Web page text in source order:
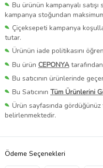
Bu ürünün kampanyalı satışı
kampanya stoğundan
Çiçeksepeti kampanya
tutar.
Ürünün iade politikasını
Bu ürün CEPONYA
Bu satıcının ürünlerinde
Bu Satıcının Tüm Ürünlerini
Ürün sayfasında gördüğünüz
belirlenmektedir.
Ödeme Seçenekleri